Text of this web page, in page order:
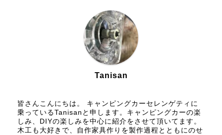
Tanisan
皆さんこんにちは。 キャンピングカーセレンゲティに
乗っているTanisanと申します。キャンピングカーの楽
しみ、DIYの楽しみを中心に紹介をさせて頂いてます。
木工も大好きで、自作家具作りを製作過程とともにのせ